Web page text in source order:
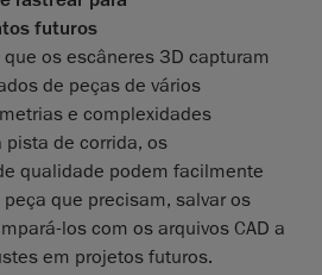
futuros
os escâneres 3D capturam
de peças de vários
e complexidades
de corrida, os
qualidade podem facilmente
que precisam, salvar os
los com os arquivos CAD a
em projetos futuros.